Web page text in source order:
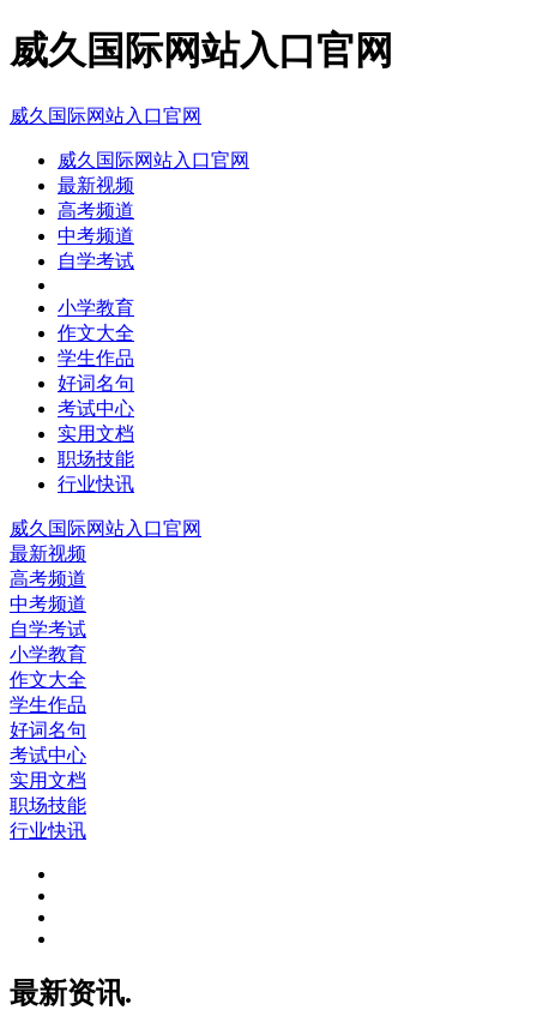
威久国际网站入口官网
威久国际网站入口官网
威久国际网站入口官网
最新视频
高考频道
中考频道
自学考试
小学教育
作文大全
学生作品
好词名句
考试中心
实用文档
职场技能
行业快讯
威久国际网站入口官网
最新视频
高考频道
中考频道
自学考试
小学教育
作文大全
学生作品
好词名句
考试中心
实用文档
职场技能
行业快讯
最新资讯.